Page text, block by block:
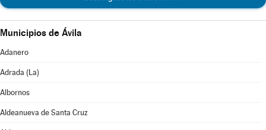
Municipios de Ávila
Adanero
Adrada (La)
Albornos
Aldeanueva de Santa Cruz